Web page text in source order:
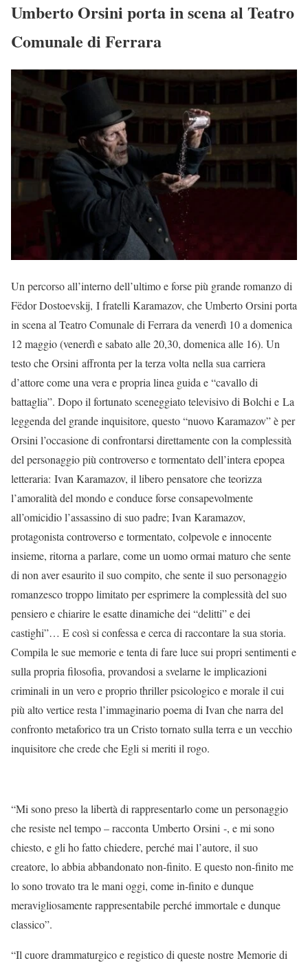
Umberto Orsini porta in scena al Teatro
Comunale di Ferrara
Un percorso all’interno dell’ultimo e forse più grande romanzo di
Fëdor Dostoevskij, I fratelli Karamazov, che Umberto Orsini porta
in scena al Teatro Comunale di Ferrara da venerdì 10 a domenica
12 maggio (venerdì e sabato alle 20,30, domenica alle 16). Un
testo che Orsini affronta per la terza volta nella sua carriera
d’attore come una vera e propria linea guida e “cavallo di
battaglia”. Dopo il fortunato sceneggiato televisivo di Bolchi e La
leggenda del grande inquisitore, questo “nuovo Karamazov” è per
Orsini l’occasione di confrontarsi direttamente con la complessità
del personaggio più controverso e tormentato dell’intera epopea
letteraria: Ivan Karamazov, il libero pensatore che teorizza
l’amoralità del mondo e conduce forse consapevolmente
all’omicidio l’assassino di suo padre; Ivan Karamazov,
protagonista controverso e tormentato, colpevole e innocente
insieme, ritorna a parlare, come un uomo ormai maturo che sente
di non aver esaurito il suo compito, che sente il suo personaggio
romanzesco troppo limitato per esprimere la complessità del suo
pensiero e chiarire le esatte dinamiche dei “delitti” e dei
castighi”… E così si confessa e cerca di raccontare la sua storia.
Compila le sue memorie e tenta di fare luce sui propri sentimenti e
sulla propria filosofia, provandosi a svelarne le implicazioni
criminali in un vero e proprio thriller psicologico e morale il cui
più alto vertice resta l’immaginario poema di Ivan che narra del
confronto metaforico tra un Cristo tornato sulla terra e un vecchio
inquisitore che crede che Egli si meriti il rogo.
“Mi sono preso la libertà di rappresentarlo come un personaggio
che resiste nel tempo – racconta Umberto Orsini -, e mi sono
chiesto, e gli ho fatto chiedere, perché mai l’autore, il suo
creatore, lo abbia abbandonato non-finito. E questo non-finito me
lo sono trovato tra le mani oggi, come in-finito e dunque
meravigliosamente rappresentabile perché immortale e dunque
classico”.
“Il cuore drammaturgico e registico di queste nostre Memorie di